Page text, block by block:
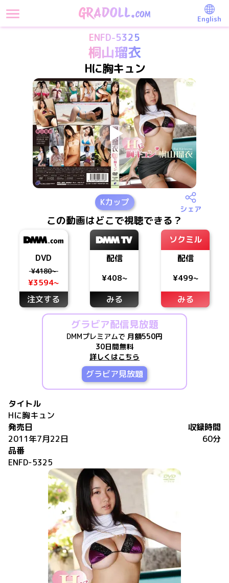
English
ENFD-5325
桐山瑠衣
Hに胸キュン
Kカップ
シェア
この動画はどこで視聴できる？
DVD
¥4180~
¥3594~
注文する
配信
¥408~
みる
ソクミル
配信
¥499~
みる
グラビア配信見放題
DMMプレミアムで 月額550円
30日間無料
詳しくはこちら
グラビア見放題
タイトル
Hに胸キュン
発売日
2011年7月22日
収録時間
60分
品番
ENFD-5325